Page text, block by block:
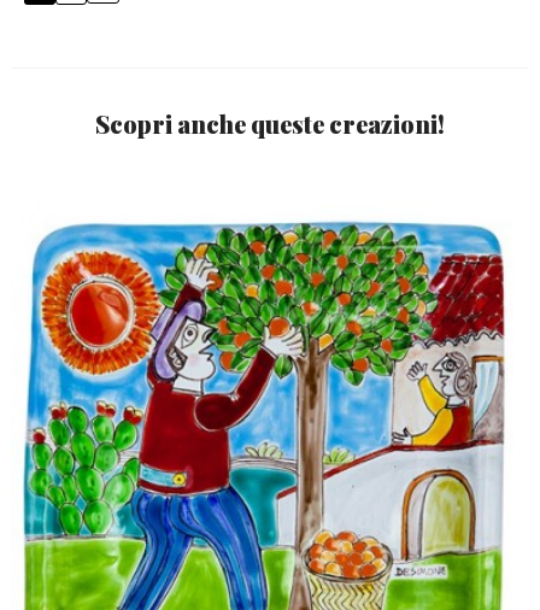
Scopri anche queste creazioni!